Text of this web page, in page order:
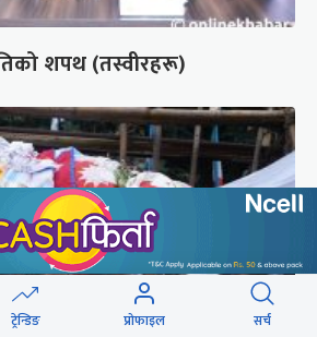
शपथ (तस्वीरहरू)
ट्रेन्डिङ प्रोफाइल सर्च